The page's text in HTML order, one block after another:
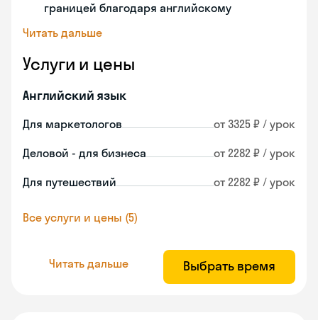
границей благодаря английскому
Читать дальше
Услуги и цены
Английский язык
Для маркетологов от 3325 ₽ / урок
Деловой - для бизнеса от 2282 ₽ / урок
Для путешествий от 2282 ₽ / урок
Все услуги и цены (5)
Читать дальше Выбрать время